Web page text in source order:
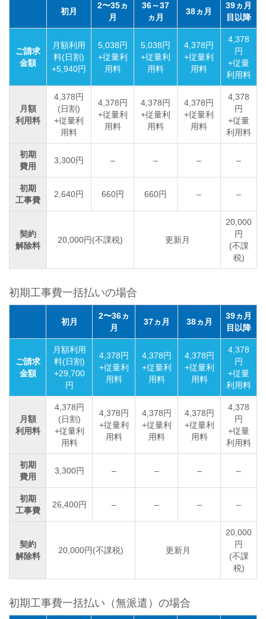
初月
2〜35ヵ
月
36～37
ヵ月
38ヵ月
39ヵ月
目以降
ご請求
金額
月額利用
料(日割)
+5,940円
5,038円
+従量利
用料
5,038円
+従量利
用料
4,378円
+従量利
用料
4,378
円
+従量
利用料
月額
利用料
4,378円
(日割)
+従量利
用料
4,378円
+従量利
用料
4,378円
+従量利
用料
4,378円
+従量利
用料
4,378
円
+従量
利用料
初期
費用
3,300円 – – – –
初期
工事費
2,640円 660円 660円 – –
契約
解除料
20,000円(不課税) 更新月
20,000
円
(不課
税)
初期工事費一括払いの場合
初月
2〜36ヵ
月
37ヵ月 38ヵ月
39ヵ月
目以降
ご請求
金額
月額利用
料(日割)
+29,700
円
4,378円
+従量利
用料
4,378円
+従量利
用料
4,378円
+従量利
用料
4,378
円
+従量
利用料
月額
利用料
4,378円
(日割)
+従量利
用料
4,378円
+従量利
用料
4,378円
+従量利
用料
4,378円
+従量利
用料
4,378
円
+従量
利用料
初期
費用
3,300円 – – – –
初期
工事費
26,400円 – – – –
契約
解除料
20,000円(不課税) 更新月
20,000
円
(不課
税)
初期工事費一括払い（無派遣）の場合